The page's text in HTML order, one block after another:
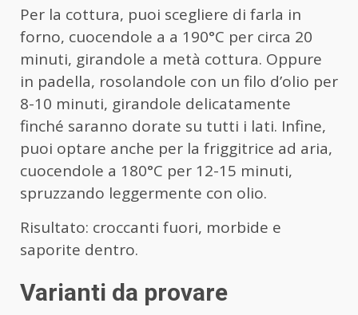
Per la cottura, puoi scegliere di farla in
forno, cuocendole a a 190°C per circa 20
minuti, girandole a metà cottura. Oppure
in padella, rosolandole con un filo d’olio per
8-10 minuti, girandole delicatamente
finché saranno dorate su tutti i lati. Infine,
puoi optare anche per la friggitrice ad aria,
cuocendole a 180°C per 12-15 minuti,
spruzzando leggermente con olio.
Risultato: croccanti fuori, morbide e
saporite dentro.
Varianti da provare